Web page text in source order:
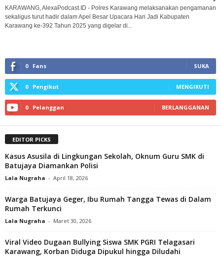
KARAWANG, AlexaPodcast.ID - ‎Polres Karawang melaksanakan pengamanan
sekaligus turut hadir dalam Apel Besar Upacara Hari Jadi Kabupaten
Karawang ke-392 Tahun 2025 yang digelar di...
0 Fans SUKA
0 Pengikut MENGIKUTI
0 Pelanggan BERLANGGANAN
EDITOR PICKS
Kasus Asusila di Lingkungan Sekolah, Oknum Guru SMK di
Batujaya Diamankan Polisi
Lala Nugraha - April 18, 2026
Warga Batujaya Geger, Ibu Rumah Tangga Tewas di Dalam
Rumah Terkunci
Lala Nugraha - Maret 30, 2026
Viral Video Dugaan Bullying Siswa SMK PGRI Telagasari
Karawang, Korban Diduga Dipukul hingga Diludahi